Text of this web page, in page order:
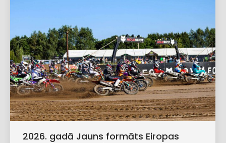
2026. gadā Jauns formāts Eiropas